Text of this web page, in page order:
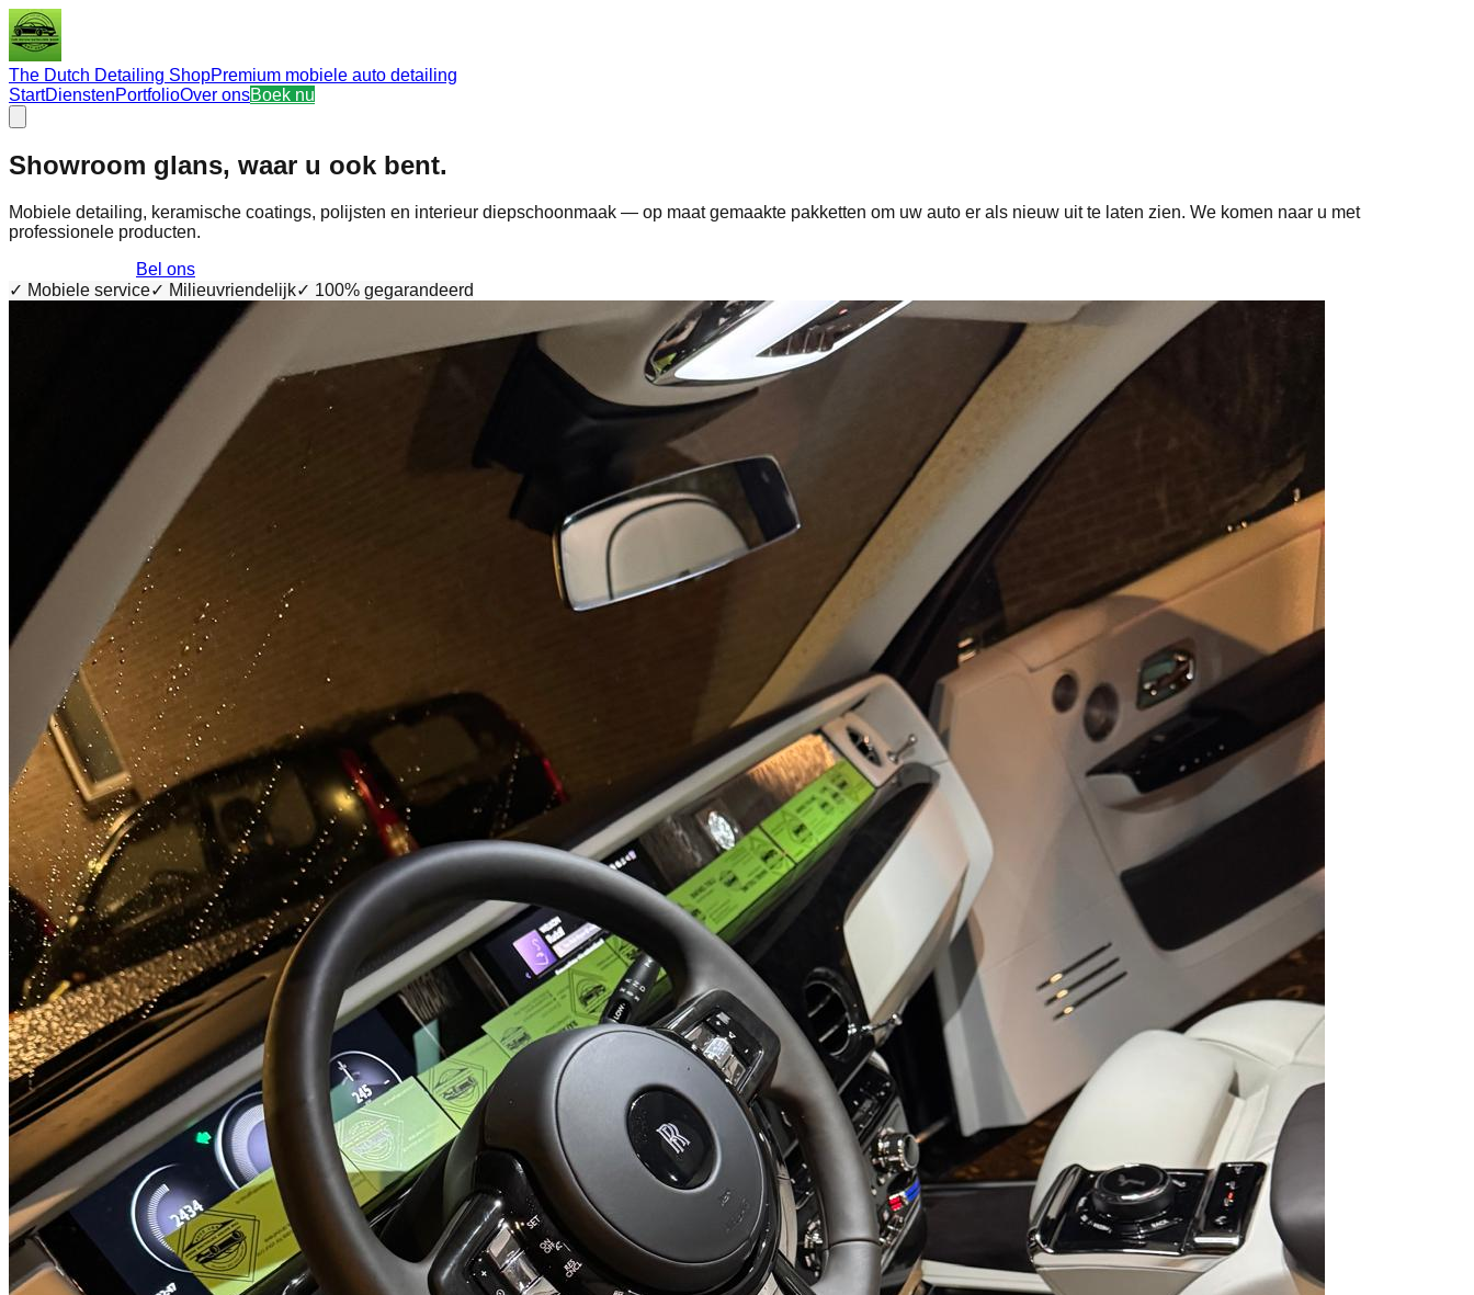
The Dutch Detailing ShopPremium mobiele auto detailing
StartDienstenPortfolioOver onsBoek nu
Showroom glans, waar u ook bent.
Mobiele detailing, keramische coatings, polijsten en interieur diepschoonmaak — op maat gemaakte pakketten om uw auto er als nieuw uit te laten zien. We komen naar u met
professionele producten.
Bel ons
✓ Mobiele service✓ Milieuvriendelijk✓ 100% gegarandeerd